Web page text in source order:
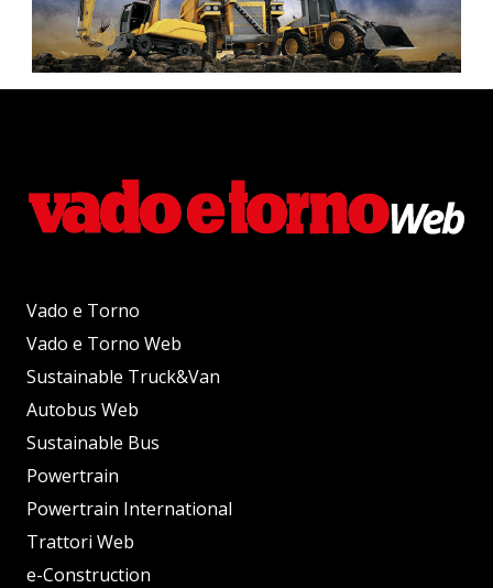
Vado e Torno
Vado e Torno Web
Sustainable Truck&Van
Autobus Web
Sustainable Bus
Powertrain
Powertrain International
Trattori Web
e-Construction